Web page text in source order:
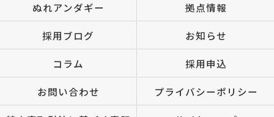
ぬれアンダギー 拠点情報
採用ブログ お知らせ
コラム 採用申込
お問い合わせ プライバシーポリシー